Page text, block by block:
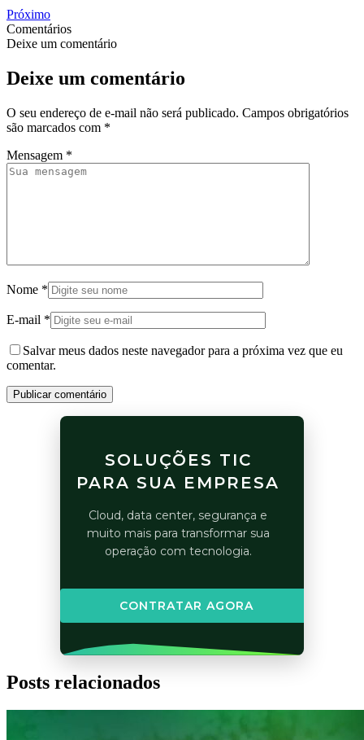
Próximo
Comentários
Deixe um comentário
Deixe um comentário
O seu endereço de e-mail não será publicado. Campos obrigatórios
são marcados com *
Mensagem *
Nome *
E-mail *
Salvar meus dados neste navegador para a próxima vez que eu
comentar.
Publicar comentário
SOLUÇÕES TIC
PARA SUA EMPRESA
Cloud, data center, segurança e
muito mais para transformar sua
operação com tecnologia.
CONTRATAR AGORA
Posts relacionados